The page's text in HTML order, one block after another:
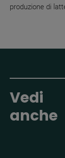
produzione di
Vedi
anche